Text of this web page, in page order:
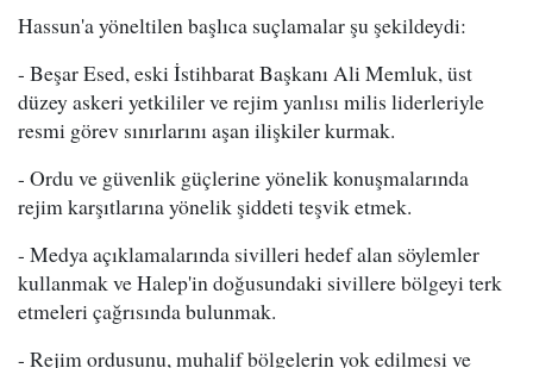
Hassun'a yöneltilen başlıca suçlamalar şu şekildeydi:
- Beşar Esed, eski İstihbarat Başkanı Ali Memluk, üst
düzey askeri yetkililer ve rejim yanlısı milis liderleriyle
resmi görev sınırlarını aşan ilişkiler kurmak.
- Ordu ve güvenlik güçlerine yönelik konuşmalarında
rejim karşıtlarına yönelik şiddeti teşvik etmek.
- Medya açıklamalarında sivilleri hedef alan söylemler
kullanmak ve Halep'in doğusundaki sivillere bölgeyi terk
etmeleri çağrısında bulunmak.
- Rejim ordusunu, muhalif bölgelerin yok edilmesi ve